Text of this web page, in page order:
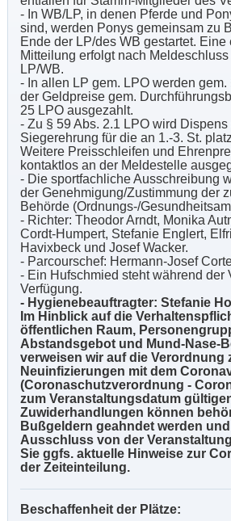
- In WB/LP, in denen Pferde und
sind, werden Ponys gemeinsam zu
Ende der LP/des WB gestartet.
Mitteilung erfolgt nach
LP/WB.
- In allen LP gem. LPO werden gem.
der Geldpreise gem.
25 LPO ausgezahlt.
- Zu § 59 Abs. 2.1 LPO wird
Siegerehrung für die an 1.-3. St.
Weitere Preisschleifen und
kontaktlos an der Meldestelle
- Die sportfachliche Ausschreibung
der Genehmigung/Zustimmung der
Behörde (Ordnungs-/
- Richter: Theodor Arndt, Monika
Cordt-Humpert, Stefanie Englert,
Havixbeck und Josef Wacker.
- Parcourschef: Hermann-Josef
- Ein Hufschmied steht während der
Verfügung.
- Hygienebeauftragter: Stefanie
Im Hinblick auf die
öffentlichen Raum,
Abstandsgebot und Mund-Nase-
verweisen wir auf die Verordnung
Neuinfizierungen mit dem
(Coronaschutzverordnung -
zum Veranstaltungsdatum
Zuwiderhandlungen können
Bußgeldern geahndet werden
Ausschluss von der
Sie ggfs. aktuelle Hinweise zur
der Zeiteinteilung.
Beschaffenheit der Plätze: